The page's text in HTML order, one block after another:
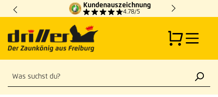
Zum Hauptinhalt springen
Kundenauszeichnung
4.78/5